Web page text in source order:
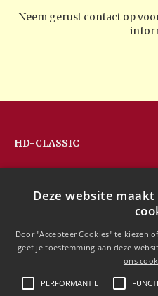
Neem gerust contact op
HD-CLASSIC
Hans Devos
3128 Baal
+32(0)477 88 81 84
info@hd-classic.be
Deze website
Door "Accepteer Cookies" te kiezen
geef je toestemming aan deze
ons
PERFORMANTIE